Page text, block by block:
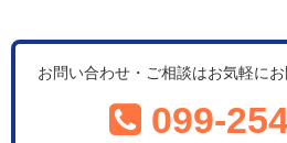
お問い合わせ・ご相談はお気軽に
099-